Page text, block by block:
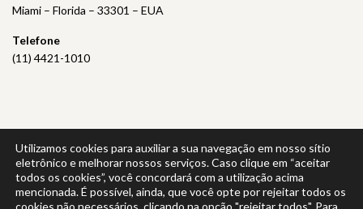
Miami – Florida – 33301 – EUA
Telefone
(11) 4421-1010
Política de Privacidade| Política da Qualidade
Utilizamos cookies para auxiliar a sua navegação em nosso sítio
eletrônico e melhorar nossos serviços. Caso clique em “aceitar
todos os cookies”, você concordará com a utilização acima
mencionada. É possível, ainda, que você opte por rejeitar todos os
cookies não necessários, clicando na opção "rejeitar todos". Para